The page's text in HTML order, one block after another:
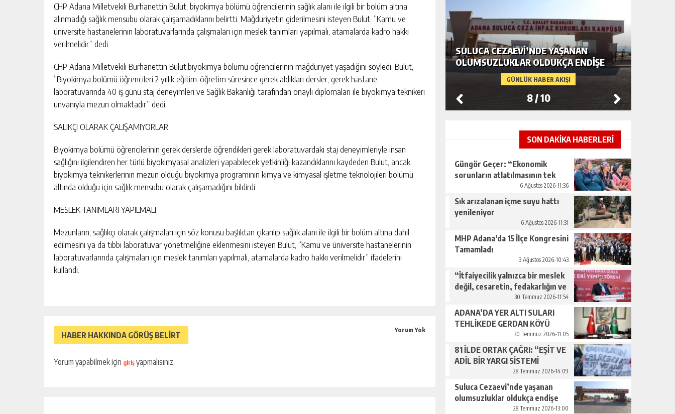
CHP Adana Milletvekili Burhanettin Bulut, biyokimya bölümü öğrencilerinin sağlık alanı ile ilgili bir bolüm altına
alınmadığı sağlık mensubu olarak çalışamadıklarını belirtti. Mağduriyetin giderilmesini isteyen Bulut, “Kamu ve
üniversite hastanelerinin laboratuvarlarında çalışmaları için meslek tanımları yapılmalı, atamalarda kadro hakkı
verilmelidir” dedi.
CHP Adana Milletvekili Burhanettin Bulut,biyokimya bölümü öğrencilerinin mağduriyet yaşadığını söyledi. Bulut,
“Biyokimya bolümü öğrencileri 2 yıllık eğitim-öğretim süresince gerek aldıkları dersler; gerek hastane
laboratuvarında 40 iş günü staj deneyimleri ve Sağlık Bakanlığı tarafından onaylı diplomaları ile biyokimya teknikeri
unvanıyla mezun olmaktadır” dedi.
SALIKÇI OLARAK ÇALIŞAMIYORLAR
Biyokimya bolümü öğrencilerinin gerek derslerde öğrendikleri gerek laboratuvardaki staj deneyimleriyle insan
sağlığını ilgilendiren her türlü biyokimyasal analizleri yapabilecek yetkinliği kazandıklarını kaydeden Bulut, ancak
biyokimya teknikerlerinin mezun olduğu biyokimya programının kimya ve kimyasal işletme teknolojileri bolümü
altında olduğu için sağlık mensubu olarak çalışamadığını bildirdi.
MESLEK TANIMLARI YAPILMALI
Mezunların, sağlıkçı olarak çalışmaları için söz konusu başlıktan çıkarılıp sağlık alanı ile ilgili bir bolüm altına dahil
edilmesini ya da tıbbi laboratuvar yönetmeliğine eklenmesini isteyen Bulut, “Kamu ve üniversite hastanelerinin
laboratuvarlarında çalışmaları için meslek tanımları yapılmalı, atamalarda kadro hakkı verilmelidir” ifadelerini
kullandı.
HABER HAKKINDA GÖRÜŞ BELİRT
Yorum Yok
Yorum yapabilmek için giriş yapmalısınız.
TEHLİKEDE
GÜNLÜK HABER AKIŞI
İLK VE TEK 7 YILDIZLI TİCARET BORSASI
UNVANI ATB’NİN
GÜNLÜK HABER AKIŞI
YARGI SİSTEMİ İSTİYORUZ”
GÜNLÜK HABER AKIŞI
SULUCA CEZAEVI’NDE YAŞANAN
OLUMSUZLUKLAR OLDUKÇA ENDIŞE
YARATIYOR…
8/10
SON DAKİKA HABERLERİ
Güngör Geçer: “Ekonomik
sorunların atlatılmasının tek
yolu üretimi artırmaktan
geçiyor.”
6 Ağustos 2026-11:36
Sık arızalanan içme suyu hattı
yenileniyor
6 Ağustos 2026-11:31
MHP Adana’da 15 İlçe Kongresini
Tamamladı
3 Ağustos 2026-10:43
“İtfaiyecilik yalnızca bir meslek
değil, cesaretin, fedakarlığın ve
insan sevgisinin en güçlü
temsilidir.”
30 Temmuz 2026-11:54
ADANA’DA YER ALTI SULARI
TEHLİKEDE GERDAN KÖYÜ
SANAYİ SUYU CENDERESİNDE
30 Temmuz 2026-11:05
81 İLDE ORTAK ÇAĞRI: “EŞİT VE
ADİL BİR YARGI SİSTEMİ
28 Temmuz 2026-14:09
Suluca Cezaevi’nde yaşanan
olumsuzluklar oldukça endişe
28 Temmuz 2026-13:00